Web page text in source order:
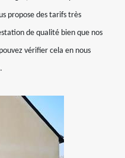
propose des tarifs très
de qualité bien que nos
vérifier cela en nous